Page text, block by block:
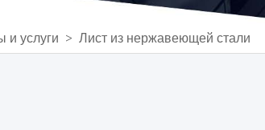
и услуги > Лист из нержавеющей стали